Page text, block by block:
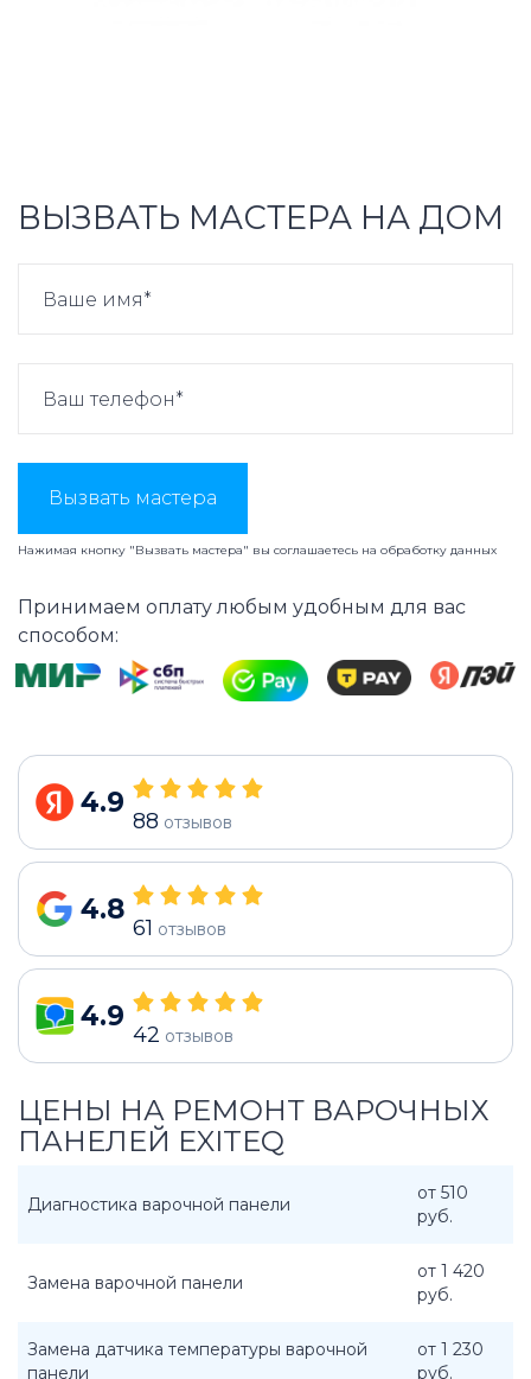
ВЫЗВАТЬ МАСТЕРА НА ДОМ
Вызвать мастера
Нажимая кнопку "Вызвать мастера" вы соглашаетесь на обработку данных
Принимаем оплату любым удобным для вас
способом:
4.9
88 отзывов
4.8
61 отзывов
4.9
42 отзывов
ЦЕНЫ НА РЕМОНТ ВАРОЧНЫХ
ПАНЕЛЕЙ EXITEQ
Диагностика варочной панели
от 510
руб.
Замена варочной панели
от 1 420
руб.
Замена датчика температуры варочной
панели
от 1 230
руб.